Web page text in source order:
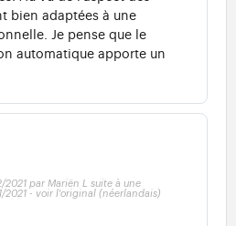
bien adaptées à une
Je pense que le
automatique apporte un
par Mariën L suite à une
2021 - voir l'original (néerlandais)